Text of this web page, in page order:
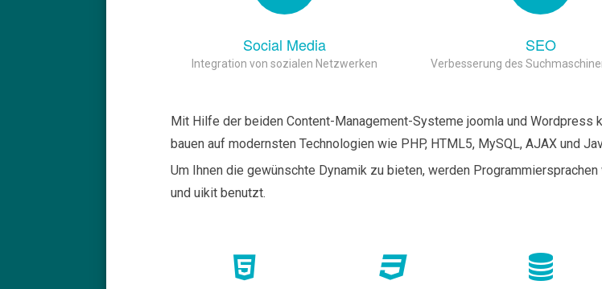
Social Media
Integration von sozialen Netzwerken
SEO
Verbesserung des
Mit Hilfe der beiden Content-Management-Systeme joomla und
bauen auf modernsten Technologien wie PHP, HTML5, MySQL, AJAX und
Um Ihnen die gewünschte Dynamik zu bieten, werden
und uikit benutzt.